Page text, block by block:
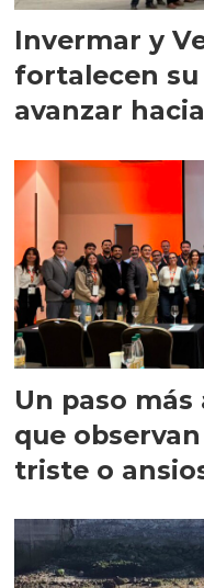
Invermar y
fortalecen su
avanzar
Un paso
que
triste o